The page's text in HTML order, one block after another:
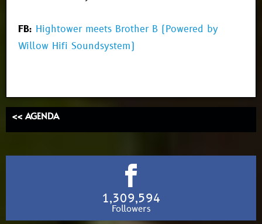
FB: Hightower meets Brother B (Powered by
Willow Hifi Soundsystem)
<< AGENDA
1,309,594
Followers